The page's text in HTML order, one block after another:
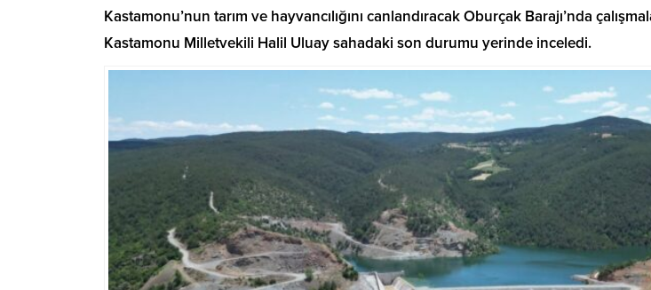
Kastamonu’nun tarım ve hayvancılığını canlandıracak Oburçak Barajı’nda
Kastamonu Milletvekili Halil Uluay sahadaki son durumu yerinde inceledi.